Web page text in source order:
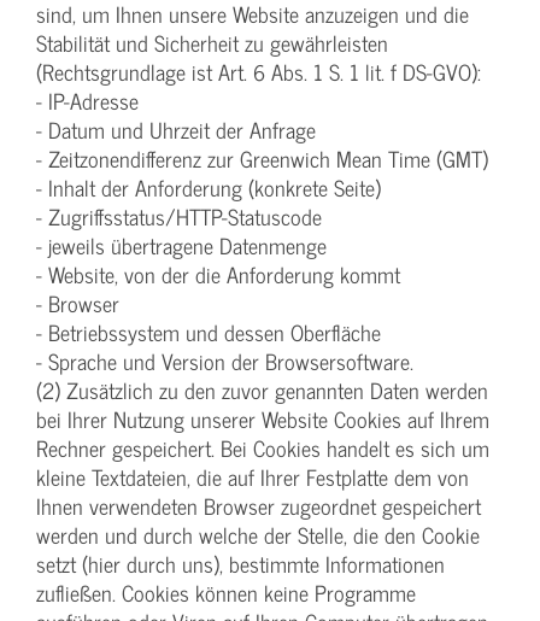
sind, um Ihnen unsere Website anzuzeigen und die
Stabilität und Sicherheit zu gewährleisten
(Rechtsgrundlage ist Art. 6 Abs. 1 S. 1 lit. f DS-GVO):
- IP-Adresse
- Datum und Uhrzeit der Anfrage
- Zeitzonendifferenz zur Greenwich Mean Time (GMT)
- Inhalt der Anforderung (konkrete Seite)
- Zugriffsstatus/HTTP-Statuscode
- jeweils übertragene Datenmenge
- Website, von der die Anforderung kommt
- Browser
- Betriebssystem und dessen Oberfläche
- Sprache und Version der Browsersoftware.
(2) Zusätzlich zu den zuvor genannten Daten werden
bei Ihrer Nutzung unserer Website Cookies auf Ihrem
Rechner gespeichert. Bei Cookies handelt es sich um
kleine Textdateien, die auf Ihrer Festplatte dem von
Ihnen verwendeten Browser zugeordnet gespeichert
werden und durch welche der Stelle, die den Cookie
setzt (hier durch uns), bestimmte Informationen
zufließen. Cookies können keine Programme